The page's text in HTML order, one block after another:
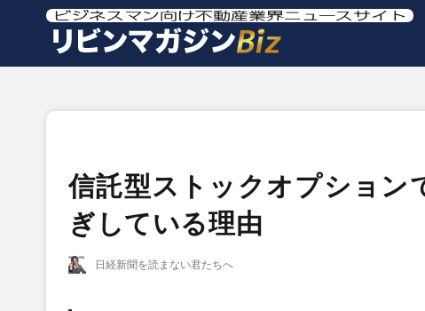
信託型ストックオプション
ぎしている理由
日経新聞を読まない君たちへ